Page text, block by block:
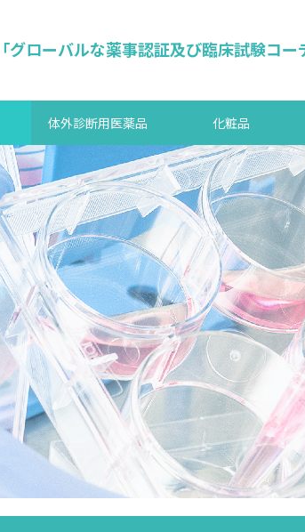
ローバルな薬事認証及び臨床試験コー
体外診断用医薬品 化粧品